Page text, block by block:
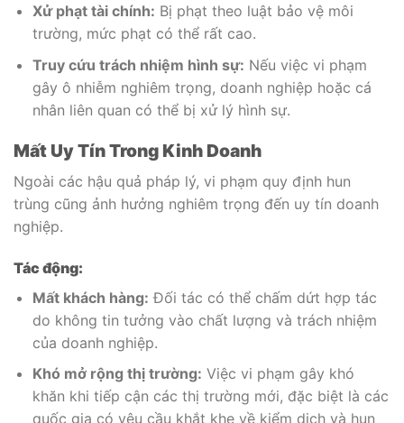
Xử phạt tài chính: Bị phạt theo luật bảo vệ môi
trường, mức phạt có thể rất cao.
Truy cứu trách nhiệm hình sự: Nếu việc vi phạm
gây ô nhiễm nghiêm trọng, doanh nghiệp hoặc cá
nhân liên quan có thể bị xử lý hình sự.
Mất Uy Tín Trong Kinh Doanh
Ngoài các hậu quả pháp lý, vi phạm quy định hun
trùng cũng ảnh hưởng nghiêm trọng đến uy tín doanh
nghiệp.
Tác động:
Mất khách hàng: Đối tác có thể chấm dứt hợp tác
do không tin tưởng vào chất lượng và trách nhiệm
của doanh nghiệp.
Khó mở rộng thị trường: Việc vi phạm gây khó
khăn khi tiếp cận các thị trường mới, đặc biệt là các
quốc gia có yêu cầu khắt khe về kiểm dịch và hun